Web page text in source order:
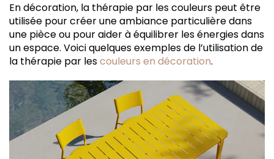
En décoration, la thérapie par les couleurs peut être
utilisée pour créer une ambiance particulière dans
une pièce ou pour aider à équilibrer les énergies dans
un espace. Voici quelques exemples de l’utilisation de
la thérapie par lescouleurs en décoration.